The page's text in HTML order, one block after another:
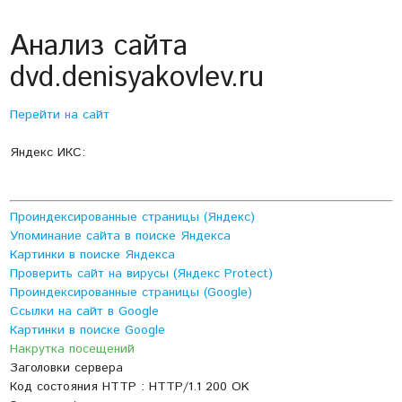
Анализ сайта
dvd.denisyakovlev.ru
Перейти на сайт
Яндекс ИКС:
Проиндексированные страницы (Яндекс)
Упоминание сайта в поиске Яндекса
Картинки в поиске Яндекса
Проверить сайт на вирусы (Яндекс Protect)
Проиндексированные страницы (Google)
Ссылки на сайт в Google
Картинки в поиске Google
Накрутка посещений
Заголовки сервера
Код состояния HTTP : HTTP/1.1 200 OK